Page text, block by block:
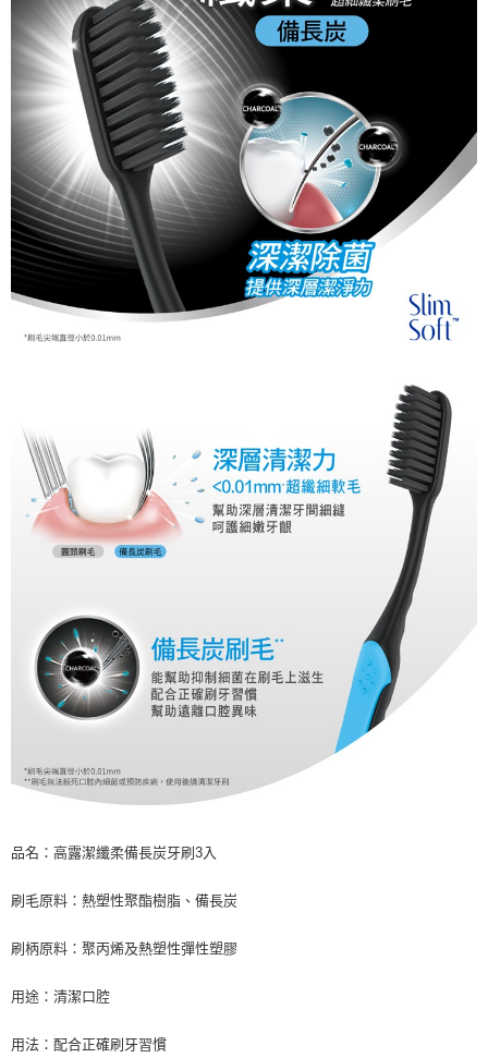
品名：高露潔纖柔備長炭牙刷3入
刷毛原料：熱塑性聚酯樹脂、備長炭
刷柄原料：聚丙烯及熱塑性彈性塑膠
用途：清潔口腔
用法：配合正確刷牙習慣